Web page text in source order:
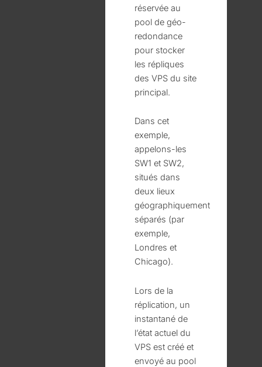
réservée au
pool de géo-
redondance
pour stocker
les répliques
des VPS du site
principal.
Dans cet
exemple,
appelons-les
SW1 et SW2,
situés dans
deux lieux
géographiquement
séparés (par
exemple,
Londres et
Chicago).
Lors de la
réplication, un
instantané de
l’état actuel du
VPS est créé et
envoyé au pool